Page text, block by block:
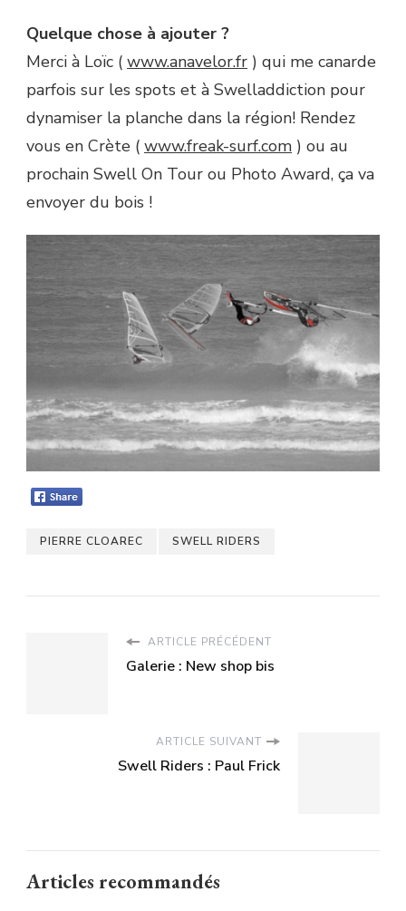
Quelque chose à ajouter ?
Merci à Loïc ( www.anavelor.fr ) qui me canarde
parfois sur les spots et à Swelladdiction pour
dynamiser la planche dans la région! Rendez
vous en Crète ( www.freak-surf.com ) ou au
prochain Swell On Tour ou Photo Award, ça va
envoyer du bois !
PIERRE CLOAREC SWELL RIDERS
ARTICLE PRÉCÉDENT
Galerie : New shop bis
ARTICLE SUIVANT
Swell Riders : Paul Frick
Articles recommandés